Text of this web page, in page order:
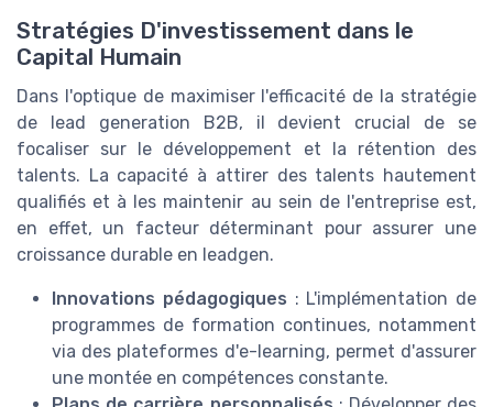
Stratégies D'investissement dans le
Capital Humain
Dans l'optique de maximiser l'efficacité de la stratégie
de lead generation B2B, il devient crucial de se
focaliser sur le développement et la rétention des
talents. La capacité à attirer des talents hautement
qualifiés et à les maintenir au sein de l'entreprise est,
en effet, un facteur déterminant pour assurer une
croissance durable en leadgen.
Innovations pédagogiques : L'implémentation de
programmes de formation continues, notamment
via des plateformes d'e-learning, permet d'assurer
une montée en compétences constante.